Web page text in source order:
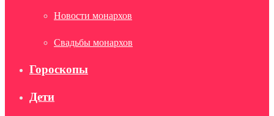
Новости монархов
Свадьбы монархов
Гороскопы
Дети